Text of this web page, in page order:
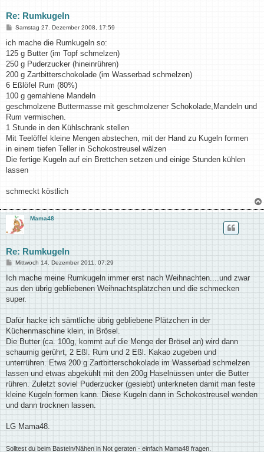
Re: Rumkugeln
B
i
r
a
Samstag 27. Dezember 2008, 17:59
ich mache die Rumkugeln so:
125 g Butter (im Topf schmelzen)
250 g Puderzucker (hineinrühren)
200 g Zartbitterschokolade (im Wasserbad schmelzen)
6 Eßlöfel Rum (80%)
100 g gemahlene Mandeln
geschmolzene Buttermasse mit geschmolzener Schokolade,Mandeln und
Rum vermischen.
1 Stunde in den Kühlschrank stellen
Mit Teelöffel kleine Mengen abstechen, mit der Hand zu Kugeln formen
in einem tiefen Teller in Schokostreusel wälzen
Die fertige Kugeln auf ein Brettchen setzen und einige Stunden kühlen
lassen
schmeckt köstlich
Mama48
Re: Rumkugeln
B
i
r
a
g
Mittwoch 14. Dezember 2011, 07:29
Ich mache meine Rumkugeln immer erst nach Weihnachten....und zwar
aus den übrig gebliebenen Weihnachtsplätzchen und die schmecken
super.
Dafür hacke ich sämtliche übrig gebliebene Plätzchen in der
Küchenmaschine klein, in Brösel.
Die Butter (ca. 100g, kommt auf die Menge der Brösel an) wird dann
schaumig gerührt, 2 Eßl. Rum und 2 Eßl. Kakao zugeben und
unterrühren. Etwa 200 g Zartbitterschokolade im Wasserbad schmelzen
lassen und etwas abgekühlt mit den 200g Haselnüssen unter die Butter
rühren. Zuletzt soviel Puderzucker (gesiebt) unterkneten damit man feste
kleine Kugeln formen kann. Diese Kugeln dann in Schokostreusel wenden
und dann trocknen lassen.
LG Mama48.
Solltest du beim Basteln/Nähen in Not geraten - einfach Mama48 fragen.